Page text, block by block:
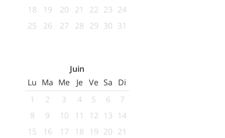
18
19 20 21 22 23 24
25
26 27 28 29 30 31
Juin
Lu Ma Me Je Ve Sa Di
1
2 3 4 5 6
7
8
9 10 11 12 13 14
15
16 17 18 19 20 21